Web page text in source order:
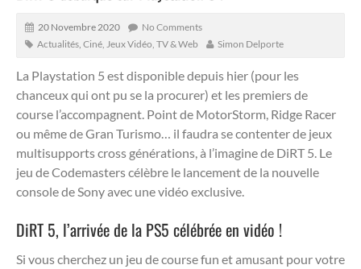
20 Novembre 2020
No Comments
Actualités Ciné, Jeux Vidéo, TV & Web Simon Delporte
La Playstation 5 est disponible depuis hier (pour les
chanceux qui ont pu se la procurer) et les premiers de
course l’accompagnent. Point de MotorStorm, Ridge Racer
ou même de Gran Turismo… il faudra se contenter de jeux
multisupports cross générations, à l’imagine de DiRT 5. Le
jeu de Codemasters célèbre le lancement de la nouvelle
console de Sony avec une vidéo exclusive.
DiRT 5, l’arrivée de la PS5 célébrée en vidéo !
Si vous cherchez un jeu de course fun et amusant pour votre